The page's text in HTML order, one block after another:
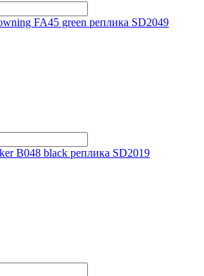
FA45 green реплика SD2049
B048 black реплика SD2019